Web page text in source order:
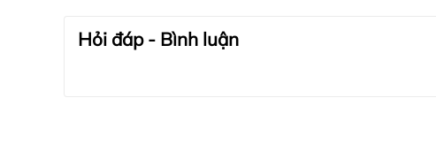
Hỏi đáp - Bình luận